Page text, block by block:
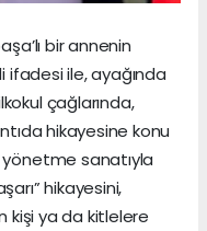
bir annenin
ifadesi ile, ayağında
çağlarında,
hikayesine konu
sanatıyla
hikayesini,
kişi ya da kitlelere